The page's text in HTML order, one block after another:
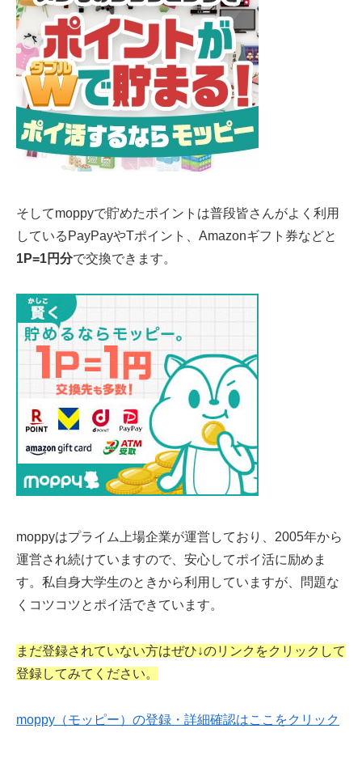
そしてmoppyで貯めたポイントは普段皆さんがよく利用
しているPayPayやTポイント、Amazonギフト券などと
1P=1円分で交換できます。
moppyはプライム上場企業が運営しており、2005年から
運営され続けていますので、安心してポイ活に励めま
す。私自身大学生のときから利用していますが、問題な
くコツコツとポイ活できています。
まだ登録されていない方はぜひ↓のリンクをクリックして
登録してみてください。
moppy（モッピー）の登録・詳細確認はここをクリック